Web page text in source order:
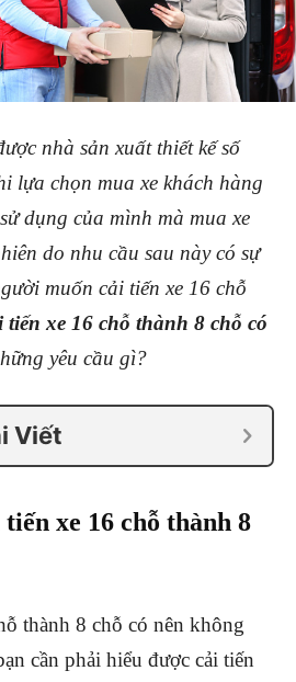
nhà sản xuất thiết kế số
lựa chọn mua xe khách hàng
dụng của mình mà mua xe
do nhu cầu sau này có sự
muốn cải tiến xe 16 chỗ
tiến xe 16 chỗ thành 8 chỗ có
yêu cầu gì?
Viết
xe 16 chỗ thành 8
thành 8 chỗ có nên không
cần phải hiểu được cải tiến